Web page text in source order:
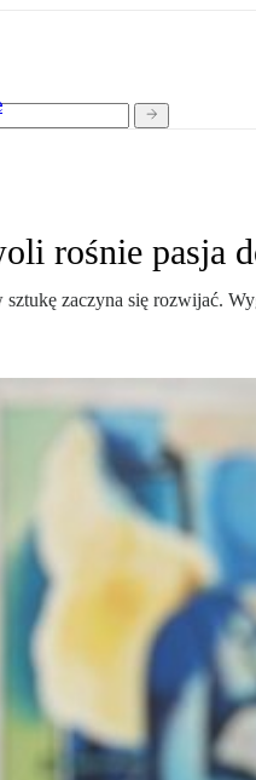
rośnie pasja
zaczyna się rozwijać.